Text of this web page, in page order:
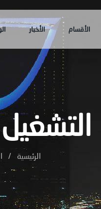
الأقسام الأخبار
/ الرئيسية